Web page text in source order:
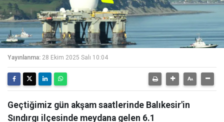
Yayınlanma: 28 Ekim 2025 Salı 10:04
Geçtiğimiz gün akşam saatlerinde Balıkesir'in
Sındırgı ilçesinde meydana gelen 6.1